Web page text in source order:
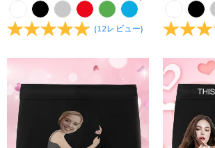
(12レビュー)